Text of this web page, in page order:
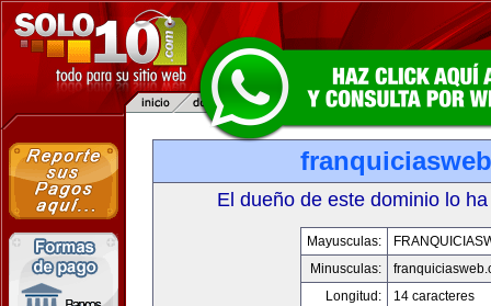
El dueño de este dominio lo
Mayusculas:
Minusculas:
Longitud:
14 caracteres